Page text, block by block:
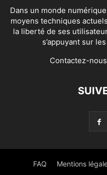
Dans un monde
moyens techniques
la liberté de ses
s’appuyant sur
Contactez-
FAQ Mentions